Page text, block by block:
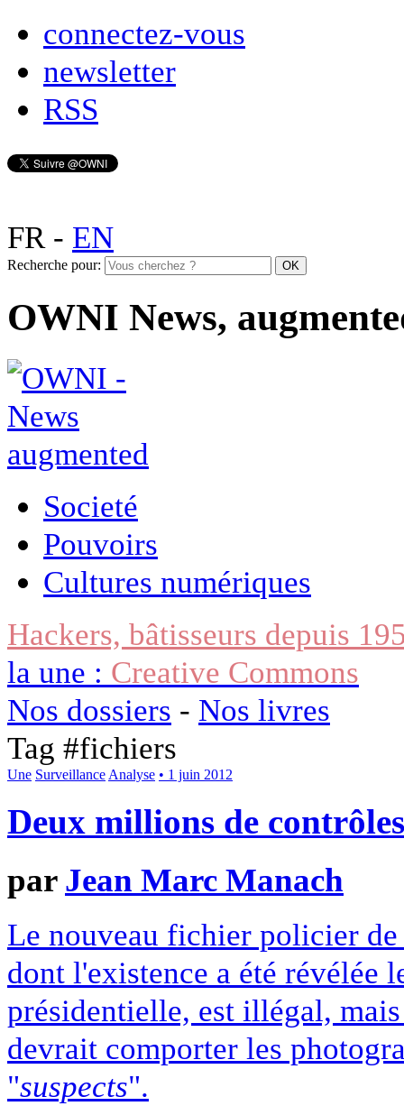
connectez-vous
newsletter
RSS
FR- EN
Recherche pour:
OWNI News,
Societé
Pouvoirs
Cultures numériques
Hackers, bâtisseurs depuis
la une : Creative Commons
Nos dossiers - Nos livres
Tag #fichiers
Une Surveillance Analyse • 1 juin 2012
Deux millions de
par Jean Marc Manach
Le nouveau fichier policier
dont l'existence a été révélée
présidentielle, est illégal,
devrait comporter les
"suspects".